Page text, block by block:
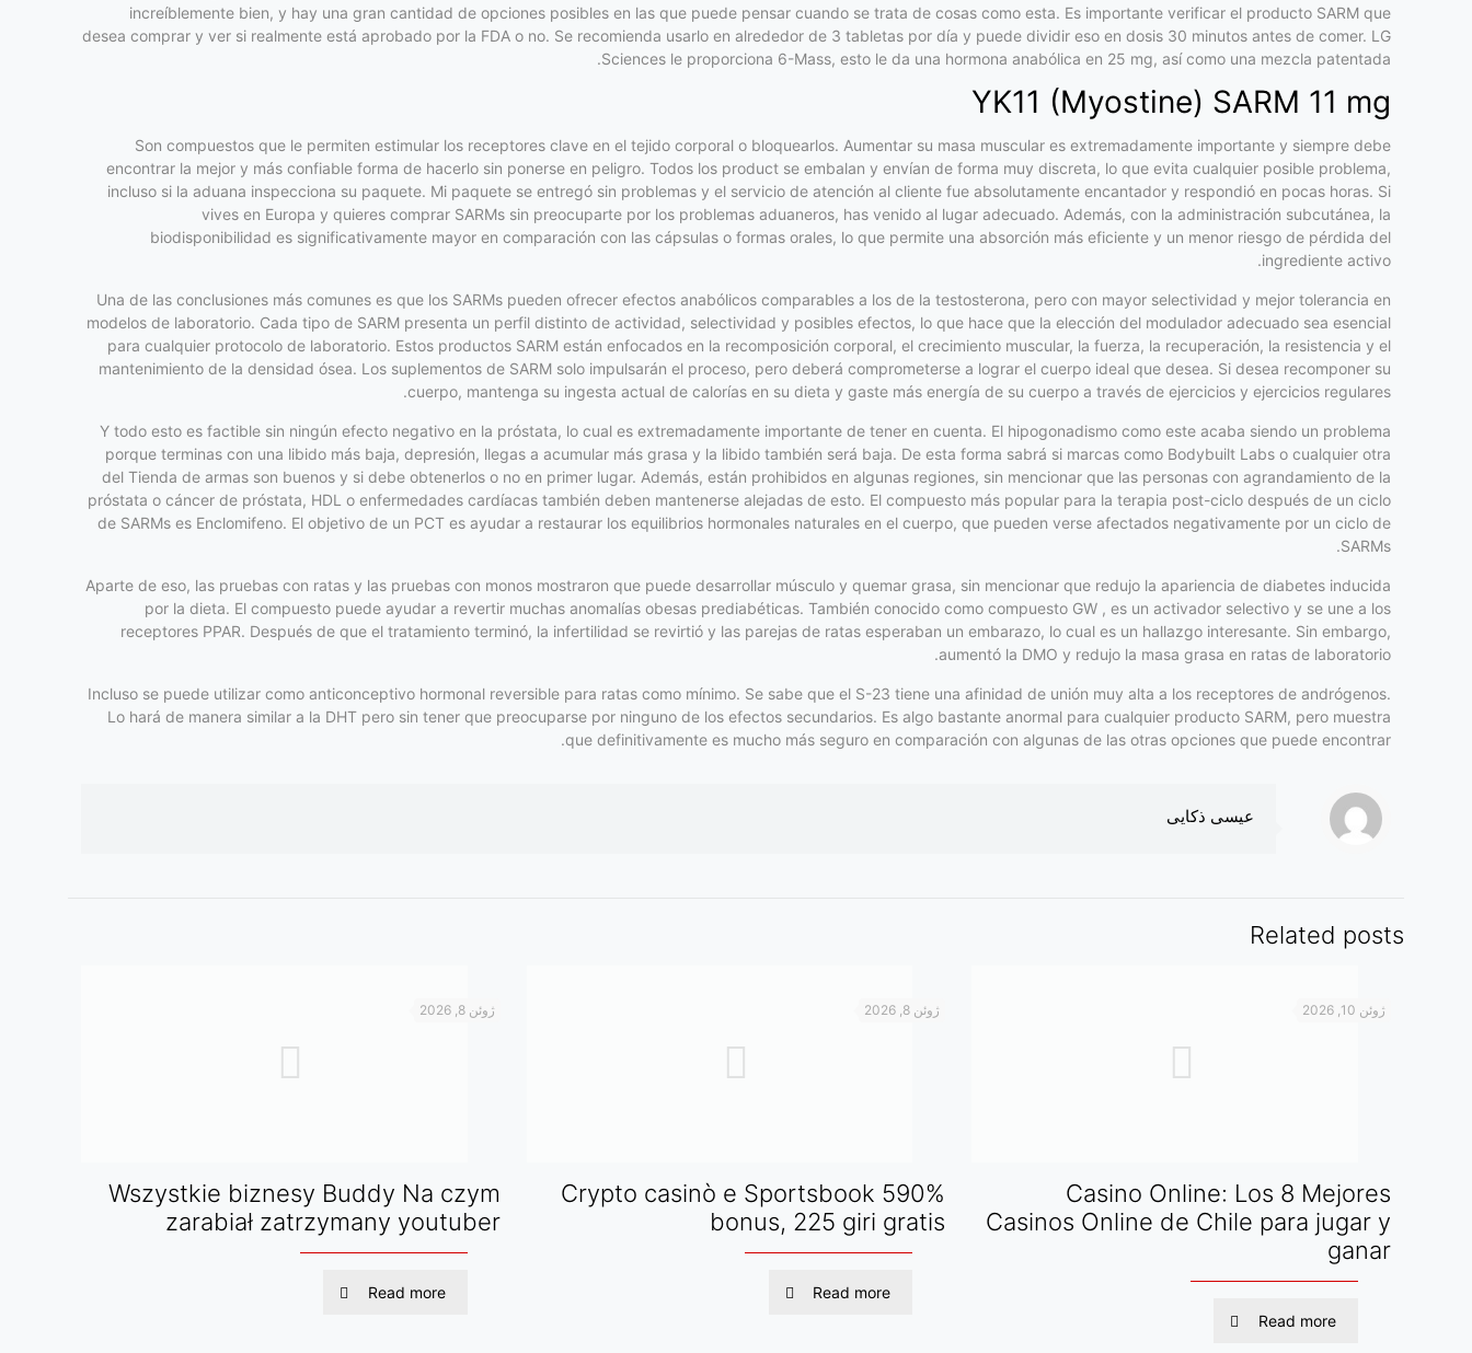
increíblemente bien, y hay una gran cantidad de opciones posibles en las que puede pensar cuando se trata de cosas como esta. Es importante verificar el producto SARM que
desea comprar y ver si realmente está aprobado por la FDA o no. Se recomienda usarlo en alrededor de 3 tabletas por día y puede dividir eso en dosis 30 minutos antes de comer. LG
Sciences le proporciona 6-Mass, esto le da una hormona anabólica en 25 mg, así como una mezcla patentada.
YK11 (Myostine) SARM 11 mg
Son compuestos que le permiten estimular los receptores clave en el tejido corporal o bloquearlos. Aumentar su masa muscular es extremadamente importante y siempre debe
encontrar la mejor y más confiable forma de hacerlo sin ponerse en peligro. Todos los product se embalan y envían de forma muy discreta, lo que evita cualquier posible problema,
incluso si la aduana inspecciona su paquete. Mi paquete se entregó sin problemas y el servicio de atención al cliente fue absolutamente encantador y respondió en pocas horas. Si
vives en Europa y quieres comprar SARMs sin preocuparte por los problemas aduaneros, has venido al lugar adecuado. Además, con la administración subcutánea, la
biodisponibilidad es significativamente mayor en comparación con las cápsulas o formas orales, lo que permite una absorción más eficiente y un menor riesgo de pérdida del
ingrediente activo.
Una de las conclusiones más comunes es que los SARMs pueden ofrecer efectos anabólicos comparables a los de la testosterona, pero con mayor selectividad y mejor tolerancia en
modelos de laboratorio. Cada tipo de SARM presenta un perfil distinto de actividad, selectividad y posibles efectos, lo que hace que la elección del modulador adecuado sea esencial
para cualquier protocolo de laboratorio. Estos productos SARM están enfocados en la recomposición corporal, el crecimiento muscular, la fuerza, la recuperación, la resistencia y el
mantenimiento de la densidad ósea. Los suplementos de SARM solo impulsarán el proceso, pero deberá comprometerse a lograr el cuerpo ideal que desea. Si desea recomponer su
cuerpo, mantenga su ingesta actual de calorías en su dieta y gaste más energía de su cuerpo a través de ejercicios y ejercicios regulares.
Y todo esto es factible sin ningún efecto negativo en la próstata, lo cual es extremadamente importante de tener en cuenta. El hipogonadismo como este acaba siendo un problema
porque terminas con una libido más baja, depresión, llegas a acumular más grasa y la libido también será baja. De esta forma sabrá si marcas como Bodybuilt Labs o cualquier otra
del Tienda de armas son buenos y si debe obtenerlos o no en primer lugar. Además, están prohibidos en algunas regiones, sin mencionar que las personas con agrandamiento de la
próstata o cáncer de próstata, HDL o enfermedades cardíacas también deben mantenerse alejadas de esto. El compuesto más popular para la terapia post-ciclo después de un ciclo
de SARMs es Enclomifeno. El objetivo de un PCT es ayudar a restaurar los equilibrios hormonales naturales en el cuerpo, que pueden verse afectados negativamente por un ciclo de
SARMs.
Aparte de eso, las pruebas con ratas y las pruebas con monos mostraron que puede desarrollar músculo y quemar grasa, sin mencionar que redujo la apariencia de diabetes inducida
por la dieta. El compuesto puede ayudar a revertir muchas anomalías obesas prediabéticas. También conocido como compuesto GW , es un activador selectivo y se une a los
receptores PPAR. Después de que el tratamiento terminó, la infertilidad se revirtió y las parejas de ratas esperaban un embarazo, lo cual es un hallazgo interesante. Sin embargo,
aumentó la DMO y redujo la masa grasa en ratas de laboratorio.
Incluso se puede utilizar como anticonceptivo hormonal reversible para ratas como mínimo. Se sabe que el S-23 tiene una afinidad de unión muy alta a los receptores de andrógenos.
Lo hará de manera similar a la DHT pero sin tener que preocuparse por ninguno de los efectos secundarios. Es algo bastante anormal para cualquier producto SARM, pero muestra
que definitivamente es mucho más seguro en comparación con algunas de las otras opciones que puede encontrar.
عیسی ذکایی
Related posts
ژوئن 10, 2026
Casino Online: Los 8 Mejores
Casinos Online de Chile para jugar y
ganar
Read more
ژوئن 8, 2026
Crypto casinò e Sportsbook 590%
bonus, 225 giri gratis
Read more
ژوئن 8, 2026
Wszystkie biznesy Buddy Na czym
zarabiał zatrzymany youtuber
Read more